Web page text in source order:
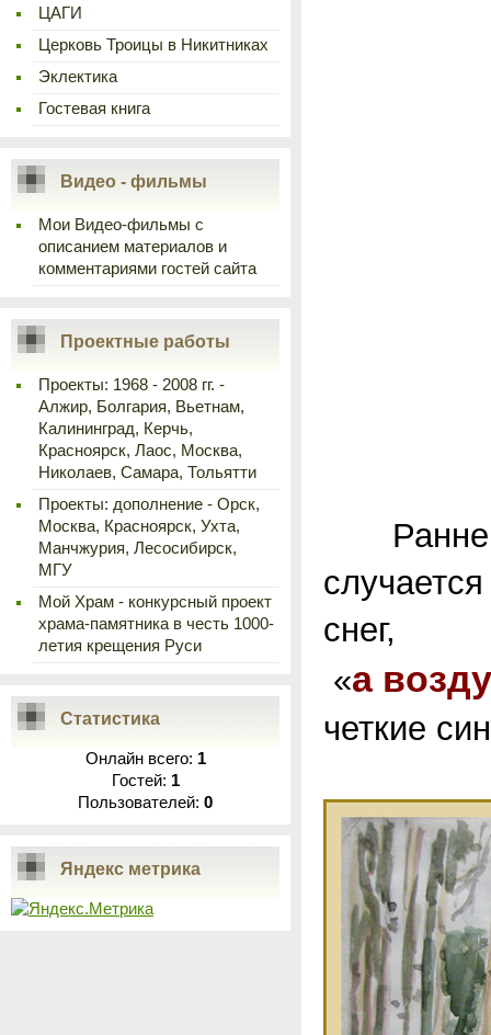
ЦАГИ
Церковь Троицы в Никитниках
Эклектика
Гостевая книга
Видео - фильмы
Мои Видео-фильмы с
описанием материалов и
комментариями гостей сайта
Проектные работы
Проекты: 1968 - 2008 гг. -
Алжир, Болгария, Вьетнам,
Калининград, Керчь,
Красноярск, Лаос, Москва,
Николаев, Самара, Тольятти
Проекты: дополнение - Орск,
Москва, Красноярск, Ухта,
Манчжурия, Лесосибирск,
МГУ
Мой Храм - конкурсный проект
храма-памятника в честь 1000-
летия крещения Руси
Статистика
Онлайн всего: 1
Гостей: 1
Пользователей: 0
Яндекс метрика
Ранней
снег,
«а
четкие